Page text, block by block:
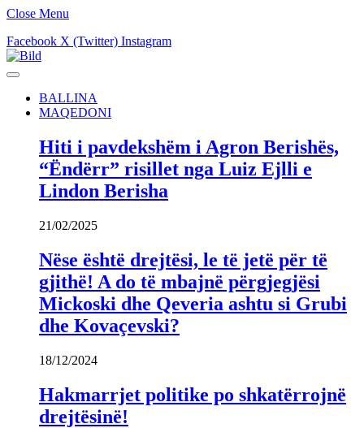
Close Menu
Facebook X (Twitter) Instagram
BALLINA
MAQEDONI
Hiti i pavdekshëm i Agron Berishës,
“Ëndërr” risillet nga Luiz Ejlli e
Lindon Berisha
21/02/2025
Nëse është drejtësi, le të jetë për të
gjithë! A do të mbajnë përgjegjësi
Mickoski dhe Qeveria ashtu si Grubi
dhe Kovaçevski?
18/12/2024
Hakmarrjet politike po shkatërrojnë
drejtësinë!